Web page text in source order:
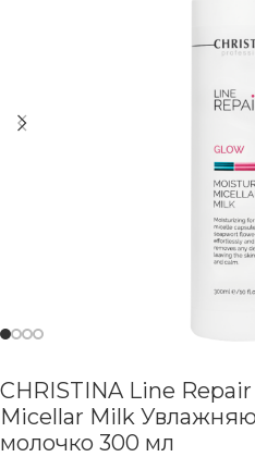
CHRISTINA Line
Micellar Milk
молочко 300 мл